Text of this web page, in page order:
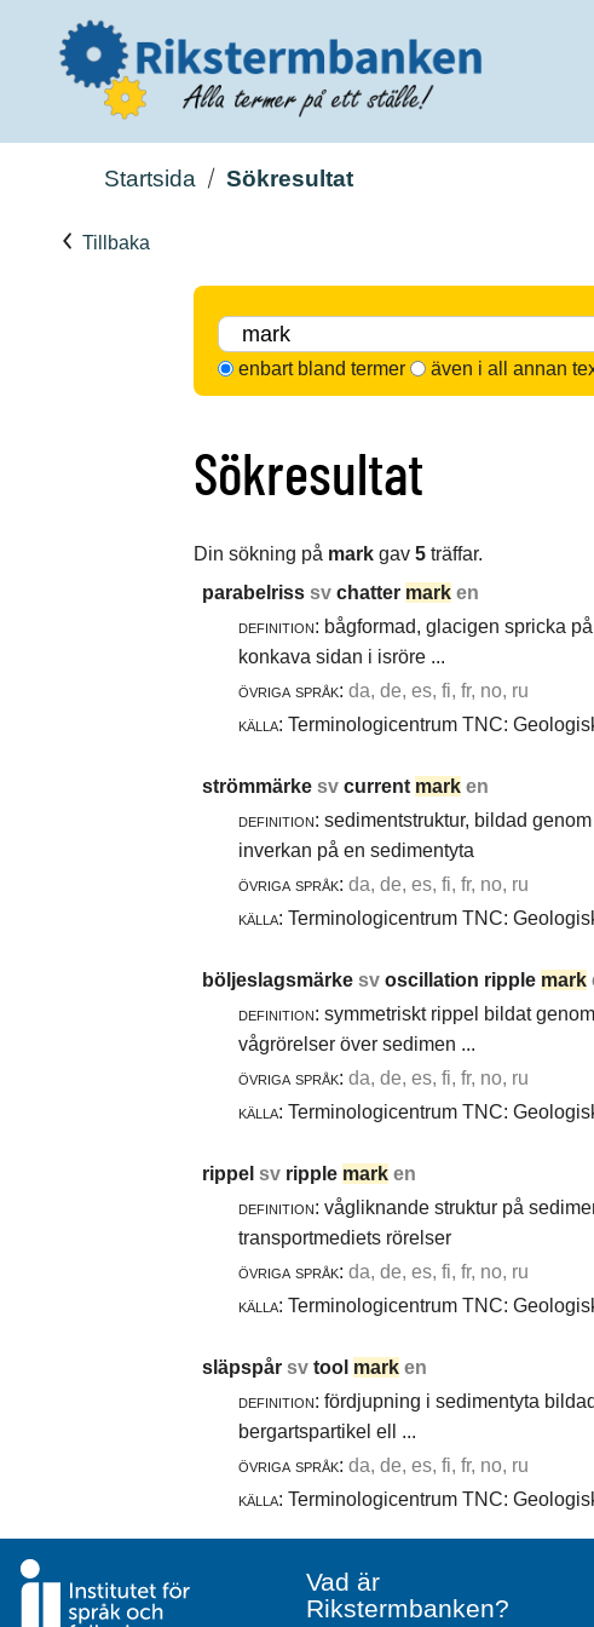
Startsida Sökresultat
Tillbaka
enbart bland termer
även i all annan
Sökresultat
Din sökning på mark gav 5 träffar.
parabelriss sv chatter mark en
definition: bågformad, glacigen spricka
konkava sidan i isröre ...
övriga språk: da, de, es, fi, fr, no, ru
källa: Terminologicentrum TNC:
strömmärke sv current mark en
definition: sedimentstruktur, bildad
inverkan på en sedimentyta
övriga språk: da, de, es, fi, fr, no, ru
källa: Terminologicentrum TNC:
böljeslagsmärke sv oscillation ripple mark
definition: symmetriskt rippel bildat
vågrörelser över sedimen ...
övriga språk: da, de, es, fi, fr, no, ru
källa: Terminologicentrum TNC:
rippel sv ripple mark en
definition: vågliknande struktur på
transportmediets rörelser
övriga språk: da, de, es, fi, fr, no, ru
källa: Terminologicentrum TNC:
släpspår sv tool mark en
definition: fördjupning i sedimentyta
bergartspartikel ell ...
övriga språk: da, de, es, fi, fr, no, ru
källa: Terminologicentrum TNC:
Vad är
Rikstermbanken?